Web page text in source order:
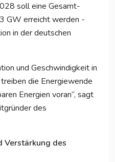
soll eine Gesamt-
GW erreicht werden -
in der deutschen
und Geschwindigkeit in
die Energiewende
Energien voran“, sagt
des
Verstärkung des